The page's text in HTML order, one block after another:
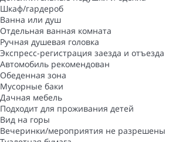
Шкаф/гардероб
Ванна или душ
Отдельная ванная комната
Ручная душевая головка
Экспресс-регистрация заезда и отъезда
Автомобиль рекомендован
Обеденная зона
Мусорные баки
Дачная мебель
Подходит для проживания детей
Вид на горы
Вечеринки/мероприятия не разрешены